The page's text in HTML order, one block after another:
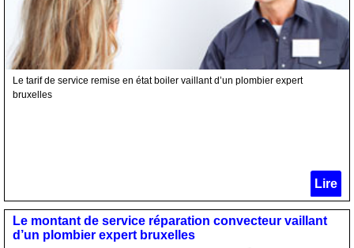
Le tarif de service remise en état boiler vaillant d’un plombier expert
bruxelles
Lire
Le montant de service réparation convecteur vaillant
d’un plombier expert bruxelles